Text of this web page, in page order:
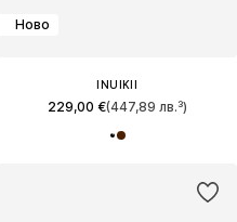
Ново
INUIKII
229,00 €(447,89 лв.³)